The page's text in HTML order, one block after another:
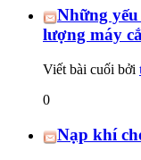
Những
lượng máy
Viết bài cuối bởi
0
Nạp khí